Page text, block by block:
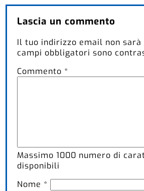
Lascia un commento
Il tuo indirizzo email non sarà
campi obbligatori sono
Commento *
Massimo1000 numero di
disponibili
Nome *